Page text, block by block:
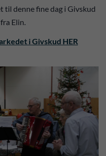
til denne fine dag i Givskud
Elin.
i Givskud HER